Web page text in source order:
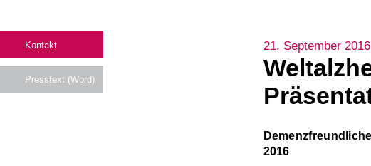
21. September 2016
2016
Kontakt
Presstext (Word)